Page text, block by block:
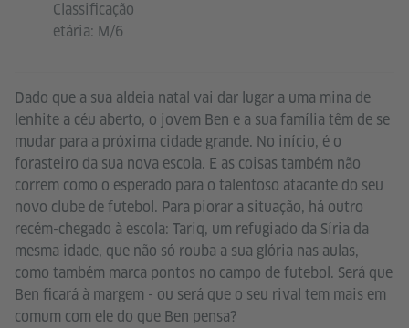
Dado que a sua aldeia natal vai dar lugar a uma mina de
lenhite a céu aberto, o jovem Ben e a sua família têm de se
mudar para a próxima cidade grande. No início, é o
forasteiro da sua nova escola. E as coisas também não
correm como o esperado para o talentoso atacante do seu
novo clube de futebol. Para piorar a situação, há outro
recém-chegado à escola: Tariq, um refugiado da Síria da
mesma idade, que não só rouba a sua glória nas aulas,
como também marca pontos no campo de futebol. Será que
Ben ficará à margem - ou será que o seu rival tem mais em
comum com ele do que Ben pensa?
Classificação
etária: M/6